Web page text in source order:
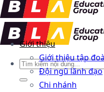
Giới thiệu
Giới thiệu tập
Đội ngũ lãnh đạo
Chi nhánh